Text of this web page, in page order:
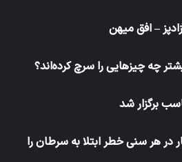
– افق میهن
برگزار شد
هر سنی خطر ابتلا به سرطان را